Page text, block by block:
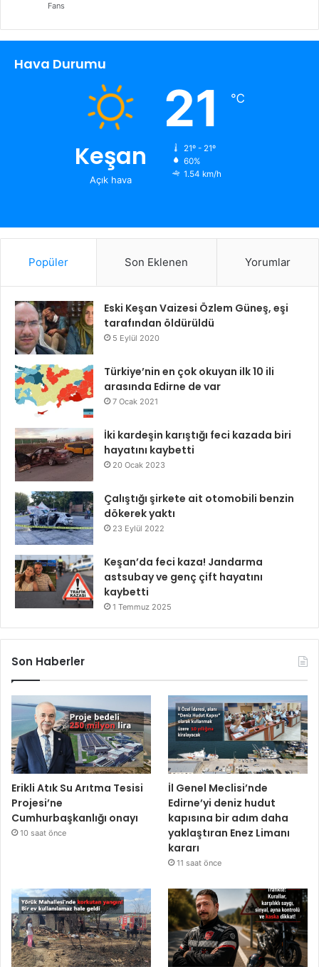
Fans
Hava Durumu
Keşan
Açık hava
21 ℃
21º - 21º
60%
1.54 km/h
Popüler Son Eklenen Yorumlar
Eski Keşan Vaizesi Özlem Güneş, eşi
tarafından öldürüldü
5 Eylül 2020
Türkiye’nin en çok okuyan ilk 10 ili
arasında Edirne de var
7 Ocak 2021
İki kardeşin karıştığı feci kazada biri
hayatını kaybetti
20 Ocak 2023
Çalıştığı şirkete ait otomobili benzin
dökerek yaktı
23 Eylül 2022
Keşan’da feci kaza! Jandarma
astsubay ve genç çift hayatını
kaybetti
1 Temmuz 2025
Son Haberler
Erikli Atık Su Arıtma Tesisi
Projesi’ne
Cumhurbaşkanlığı onayı
10 saat önce
İl Genel Meclisi’nde
Edirne’yi deniz hudut
kapısına bir adım daha
yaklaştıran Enez Limanı
kararı
11 saat önce